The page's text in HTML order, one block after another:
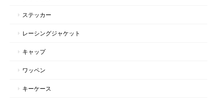
ステッカー
レーシングジャケット
キャップ
ワッペン
キーケース